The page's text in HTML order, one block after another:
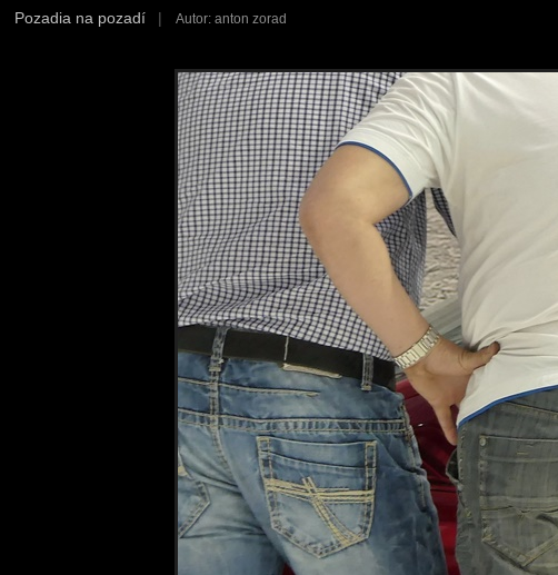
Pozadia na pozadí | Autor: anton zorad